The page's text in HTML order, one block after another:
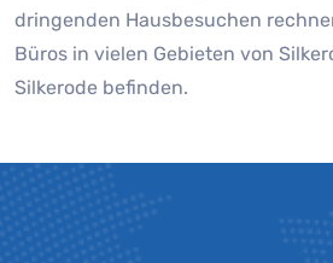
dringenden Hausbesuchen
Büros in vielen Gebieten von
Silkerode befinden.